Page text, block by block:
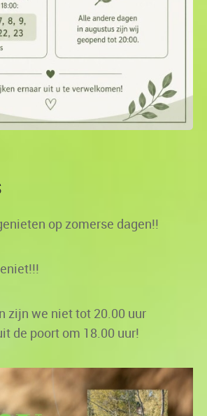
op zomerse dagen!!
zijn we niet tot 20.00 uur
de poort om 18.00 uur!